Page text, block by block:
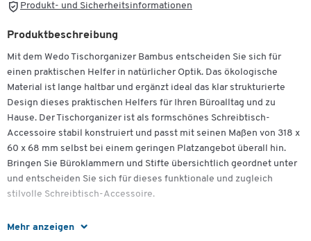
Produkt- und Sicherheitsinformationen
Mehr anzeigen
Produktbeschreibung
Mit dem Wedo Tischorganizer Bambus entscheiden Sie sich für
einen praktischen Helfer in natürlicher Optik. Das ökologische
Material ist lange haltbar und ergänzt ideal das klar strukturierte
Design dieses praktischen Helfers für Ihren Büroalltag und zu
Hause. Der Tischorganizer ist als formschönes Schreibtisch-
Accessoire stabil konstruiert und passt mit seinen Maßen von 318 x
60 x 68 mm selbst bei einem geringen Platzangebot überall hin.
Bringen Sie Büroklammern und Stifte übersichtlich geordnet unter
und entscheiden Sie sich für dieses funktionale und zugleich
stilvolle Schreibtisch-Accessoire.